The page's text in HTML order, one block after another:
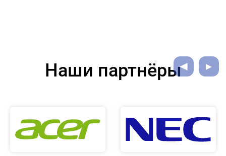
Наши партнёры